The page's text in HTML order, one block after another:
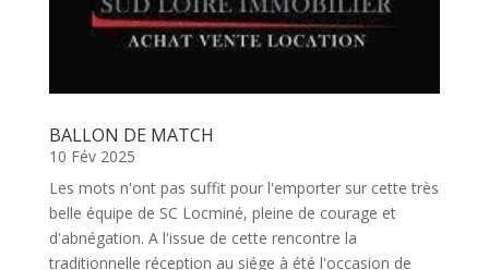
BALLON DE MATCH
10 Fév 2025
Les mots n'ont pas suffit pour l'emporter sur cette très
belle équipe de SC Locminé, pleine de courage et
d'abnégation. A l'issue de cette rencontre la
traditionnelle réception au siége à été l'occasion de